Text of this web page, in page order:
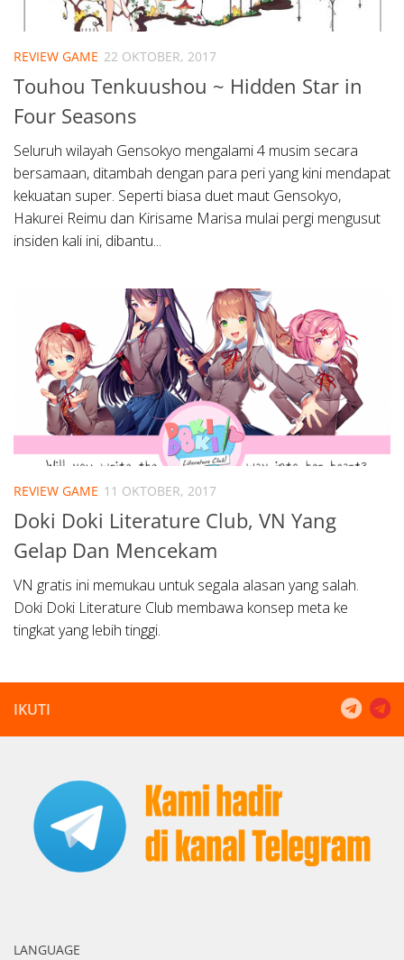
REVIEW GAME 22 OKTOBER, 2017
Touhou Tenkuushou ~ Hidden Star in
Four Seasons
Seluruh wilayah Gensokyo mengalami 4 musim secara
bersamaan, ditambah dengan para peri yang kini mendapat
kekuatan super. Seperti biasa duet maut Gensokyo,
Hakurei Reimu dan Kirisame Marisa mulai pergi mengusut
insiden kali ini, dibantu...
REVIEW GAME 11 OKTOBER, 2017
Doki Doki Literature Club, VN Yang
Gelap Dan Mencekam
VN gratis ini memukau untuk segala alasan yang salah.
Doki Doki Literature Club membawa konsep meta ke
tingkat yang lebih tinggi.
IKUTI
LANGUAGE